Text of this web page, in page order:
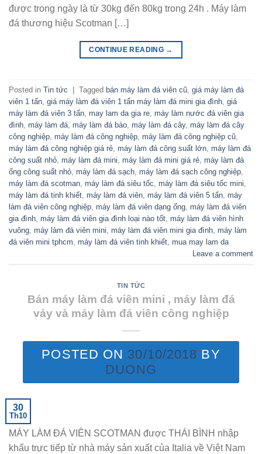
được trong ngày là từ 30kg đến 80kg trong 24h . Máy làm
đá thương hiệu Scotman […]
CONTINUE READING →
Posted in Tin tức Tagged bán máy làm đá viên cũ giá máy làm đá
viên 1 tấn giá máy làm đá viên 1 tấn máy làm đá mini gia đình giá
máy làm đá viên 3 tấn may lam da gia re máy làm nước đá viên gia
đình máy làm đá máy làm đá bào máy làm đá cây, máy làm đá cây
công nghiệp máy làm đá công nghiệp máy làm đá công nghiệp cũ
máy làm đá công nghiệp giá rẻ máy làm đá công suất lớn máy làm đá
công suất nhỏ máy làm đá mini máy làm đá mini giá rẻ máy làm đá
ống công suất nhỏ máy làm đá sạch máy làm đá sạch công nghiệp
máy làm đá scotman máy làm đá siêu tốc máy làm đá siêu tốc mini
máy làm đá tinh khiết máy làm đá viên máy làm đá viên 5 tấn máy
làm đá viên công nghiệp máy làm đá viên dạng ống máy làm đá viên
gia đình máy làm đá viên gia đình loại nào tốt máy làm đá viên hình
vuông máy làm đá viên mini máy làm đá viên mini gia đình máy làm
đá viên mini tphcm máy làm đá viên tinh khiết mua may lam da
Leave a comment
TIN TỨC
Bán máy làm đá viên mini , máy làm đá
vảy và máy làm đá viên công nghiệp
POSTED ON 30/10/2018 BY
DUONG
30
Th10
MÁY LÀM ĐÁ VIÊN SCOTMAN được THÁI BÌNH nhập
khẩu trực tiếp từ nhà máy sản xuất của Italia về Việt Nam